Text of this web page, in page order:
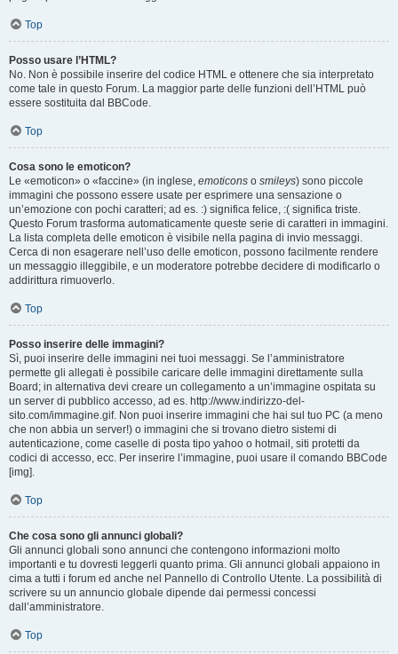
Top
Posso usare l’HTML?
No. Non è possibile inserire del codice HTML e ottenere che sia interpretato
come tale in questo Forum. La maggior parte delle funzioni dell’HTML può
essere sostituita dal BBCode.
Top
Cosa sono le emoticon?
Le «emoticon» o «faccine» (in inglese, emoticons o smileys) sono piccole
immagini che possono essere usate per esprimere una sensazione o
un’emozione con pochi caratteri; ad es. :) significa felice, :( significa triste.
Questo Forum trasforma automaticamente queste serie di caratteri in immagini.
La lista completa delle emoticon è visibile nella pagina di invio messaggi.
Cerca di non esagerare nell’uso delle emoticon, possono facilmente rendere
un messaggio illeggibile, e un moderatore potrebbe decidere di modificarlo o
addirittura rimuoverlo.
Top
Posso inserire delle immagini?
Sì, puoi inserire delle immagini nei tuoi messaggi. Se l’amministratore
permette gli allegati è possibile caricare delle immagini direttamente sulla
Board; in alternativa devi creare un collegamento a un’immagine ospitata su
un server di pubblico accesso, ad es. http://www.indirizzo-del-
sito.com/immagine.gif. Non puoi inserire immagini che hai sul tuo PC (a meno
che non abbia un server!) o immagini che si trovano dietro sistemi di
autenticazione, come caselle di posta tipo yahoo o hotmail, siti protetti da
codici di accesso, ecc. Per inserire l’immagine, puoi usare il comando BBCode
[img].
Top
Che cosa sono gli annunci globali?
Gli annunci globali sono annunci che contengono informazioni molto
importanti e tu dovresti leggerli quanto prima. Gli annunci globali appaiono in
cima a tutti i forum ed anche nel Pannello di Controllo Utente. La possibilità di
scrivere su un annuncio globale dipende dai permessi concessi
dall’amministratore.
Top